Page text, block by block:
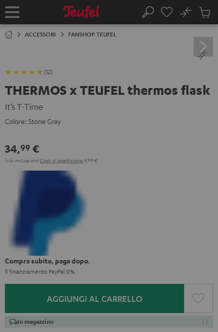
AL
Pagina
Cerca
No
ACCESSORI FANSHOP TEUFEL
(12)
THERMOS x TEUFEL thermos flask
It’s T-Time
Colore: Stone Gray
34,99 €
IVA inclusa and Costi di spedizione 4,99 €
Compra subito, paga dopo.
Il finanziamento PayPal 0%.
AGGIUNGI AL CARRELLO
In magazzino